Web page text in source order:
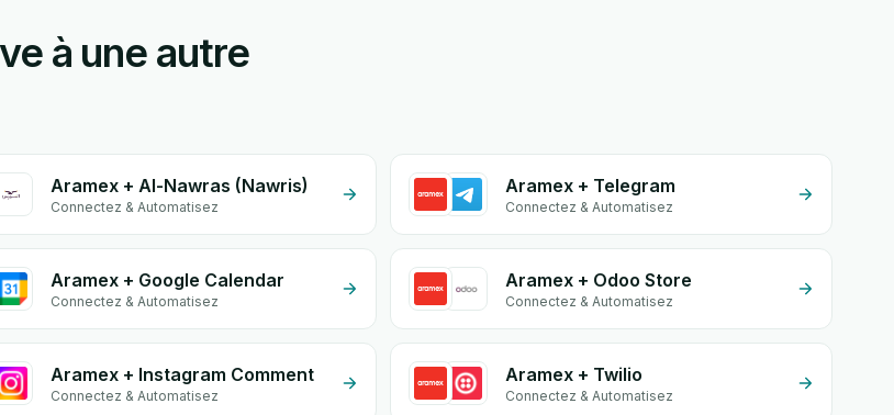
à une autre
Aramex + Al-Nawras (Nawris)
Connectez & Automatisez
Aramex + Telegram
Connectez & Automatisez
Aramex + Google Calendar
Connectez & Automatisez
Aramex + Odoo Store
Connectez & Automatisez
Aramex + Instagram Comment
Connectez & Automatisez
Aramex + Twilio
Connectez & Automatisez